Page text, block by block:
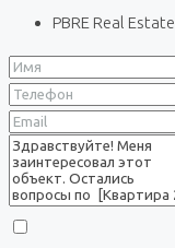
PBRE Real Estate